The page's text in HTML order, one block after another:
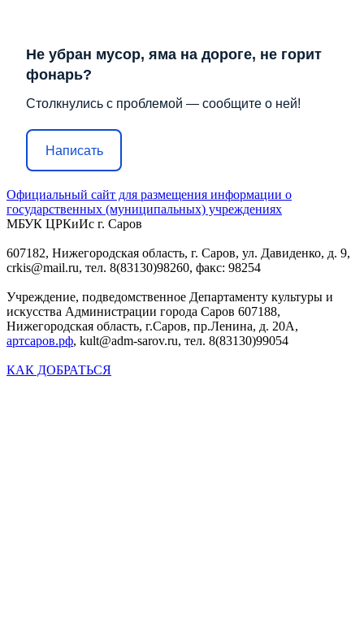
Не убран мусор, яма на дороге, не горит
фонарь?
Столкнулись с проблемой — сообщите о ней!
Написать
Официальный сайт для размещения информации о
государственных (муниципальных) учреждениях
МБУК ЦРКиИс г. Саров
607182, Нижегородская область, г. Саров, ул. Давиденко, д. 9,
crkis@mail.ru, тел. 8(83130)98260, факс: 98254
Учреждение, подведомственное Департаменту культуры и
искусства Администрации города Саров 607188,
Нижегородская область, г.Саров, пр.Ленина, д. 20А,
артсаров.рф, kult@adm-sarov.ru, тел. 8(83130)99054
КАК ДОБРАТЬСЯ